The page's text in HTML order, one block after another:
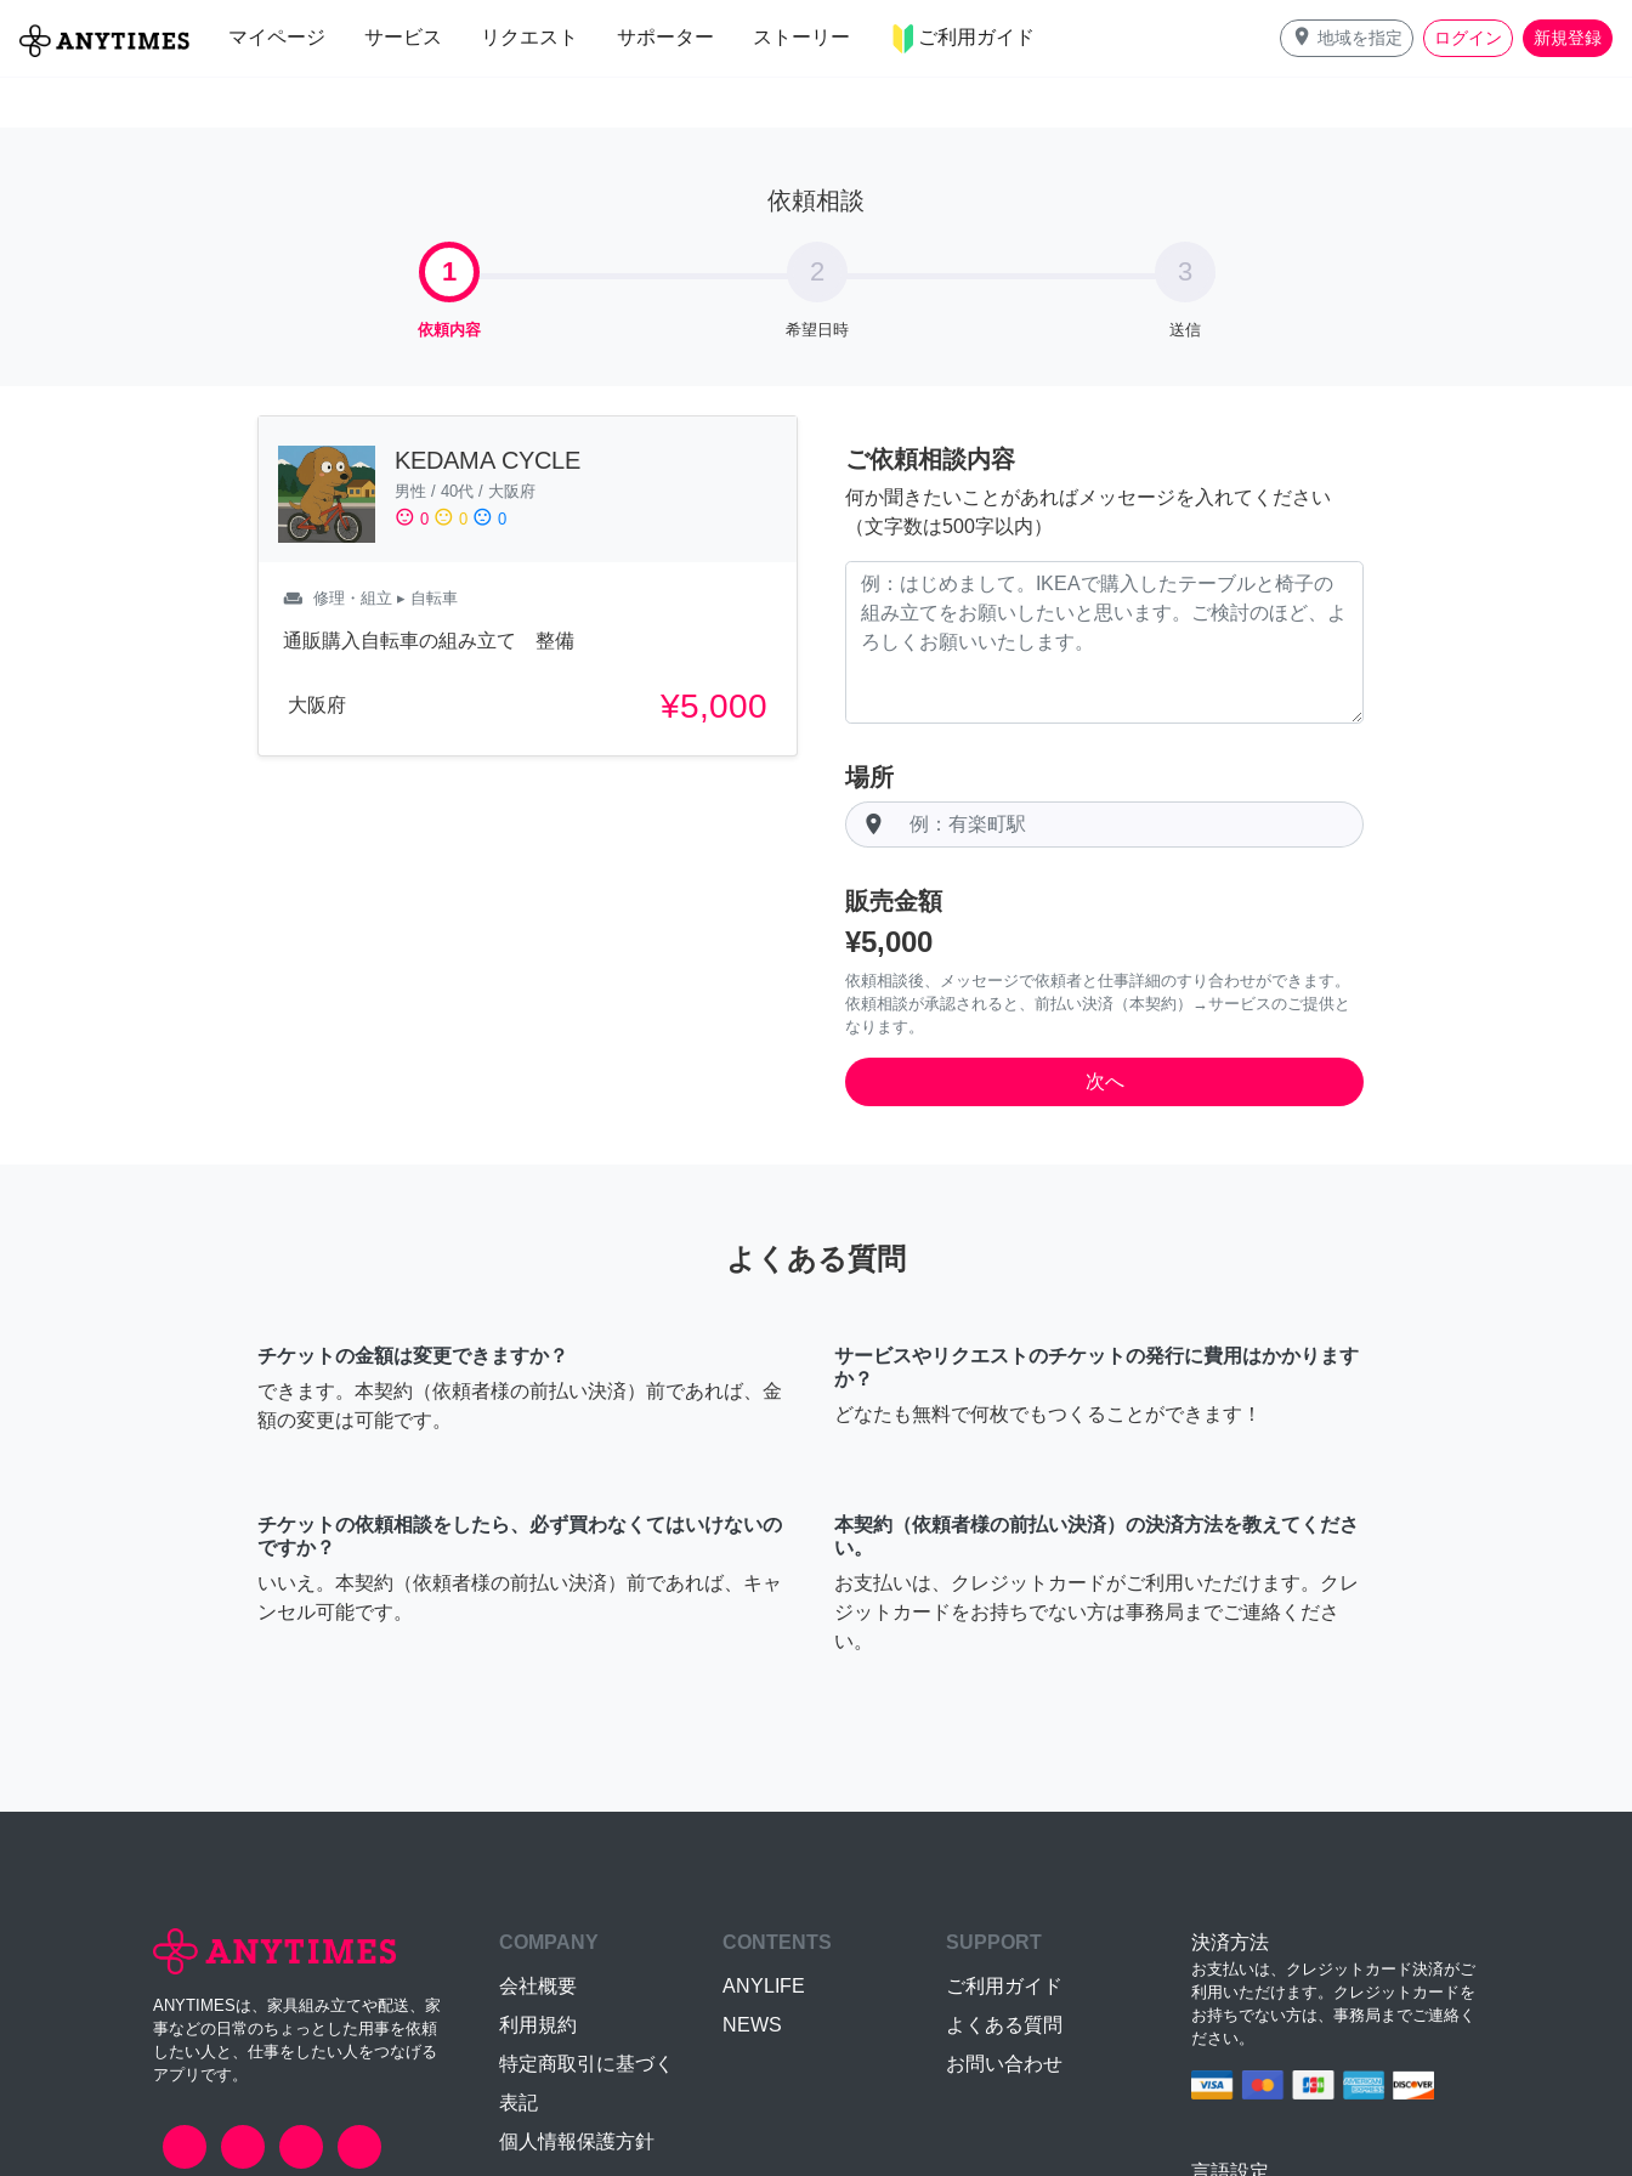
マイページ サービス リクエスト サポーター ストーリー ご利用ガイド place 地域を指定 ログイン 新規登録
全て 修理・組立 家事 引っ越し インテリア 趣味・習い事 ペット 料理
依頼相談
1
依頼内容
2
希望日時
3
送信
KEDAMA CYCLE
男性 / 40代 / 大阪府
sentiment_satisfied 0 sentiment_neutral 0 sentiment_dissatisfied 0
weekend 修理・組立 ▸ 自転車
通販購入自転車の組み立て 整備
大阪府 ¥5,000
ご依頼相談内容
何か聞きたいことがあればメッセージを入れてください
（文字数は500字以内）
場所
room
販売金額
¥5,000
依頼相談後、メッセージで依頼者と仕事詳細のすり合わせができます。
依頼相談が承認されると、前払い決済（本契約）→サービスのご提供と
なります。
よくある質問
チケットの金額は変更できますか？
できます。本契約（依頼者様の前払い決済）前であれば、金
額の変更は可能です。
サービスやリクエストのチケットの発行に費用はかかります
か？
どなたも無料で何枚でもつくることができます！
チケットの依頼相談をしたら、必ず買わなくてはいけないの
ですか？
いいえ。本契約（依頼者様の前払い決済）前であれば、キャ
ンセル可能です。
本契約（依頼者様の前払い決済）の決済方法を教えてくださ
い。
お支払いは、クレジットカードがご利用いただけます。クレ
ジットカードをお持ちでない方は事務局までご連絡くださ
い。
ANYTIMESは、家具組み立てや配送、家
事などの日常のちょっとした用事を依頼
したい人と、仕事をしたい人をつなげる
アプリです。
COMPANY
会社概要
利用規約
特定商取引に基づく
表記
個人情報保護方針
CONTENTS
ANYLIFE
NEWS
SUPPORT
ご利用ガイド
よくある質問
お問い合わせ
決済方法
お支払いは、クレジットカード決済がご
利用いただけます。クレジットカードを
お持ちでない方は、事務局までご連絡く
ださい。
言語設定